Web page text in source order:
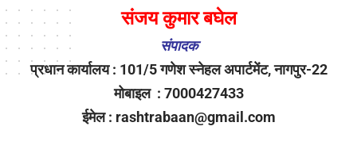
संजय कुमार बघेल
संपादक
प्रधान कार्यालय : 101/5 गणेश स्नेहल अपार्टमेंट, नागपुर-22
मोबाइल : 7000427433
ईमेल : rashtrabaan@gmail.com